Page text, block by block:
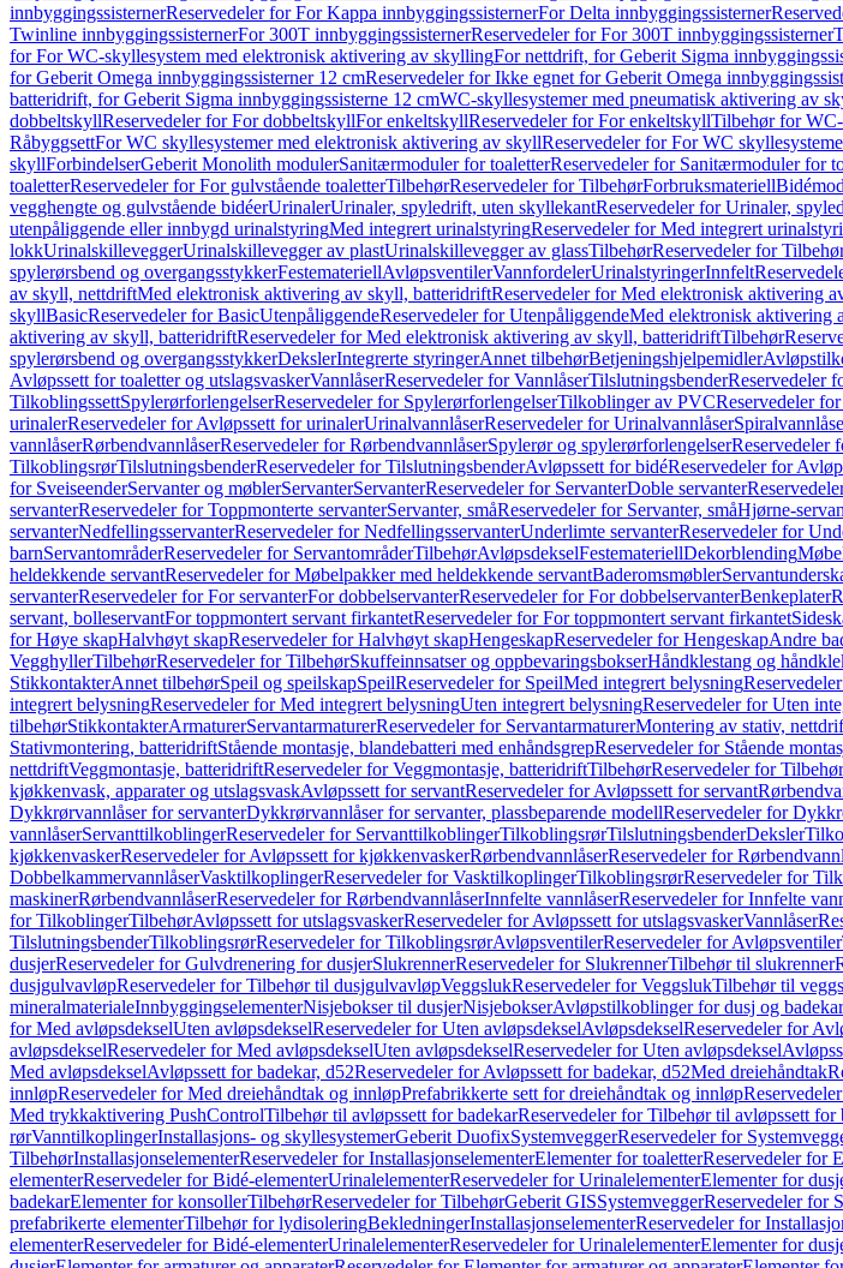
innbyggingssisternerReservedeler for For Kappa innbyggingssisternerFor Delta innbyggingssisterner
Twinline innbyggingssisternerFor 300T innbyggingssisternerReservedeler for For 300T innbyggingssisterner
for For WC-skyllesystem med elektronisk aktivering av skyllingFor nettdrift, for Geberit Sigma
for Geberit Omega innbyggingssisterner 12 cmReservedeler for Ikke egnet for Geberit Omega
batteridrift, for Geberit Sigma innbyggingssisterne 12 cmWC-skyllesystemer med pneumatisk aktivering av
dobbeltskyllReservedeler for For dobbeltskyllFor enkeltskyllReservedeler for For enkeltskyllTilbehør for
RåbyggsettFor WC skyllesystemer med elektronisk aktivering av skyllReservedeler for For WC
skyllForbindelserGeberit Monolith modulerSanitærmoduler for toaletterReservedeler for Sanitærmoduler for
toaletterReservedeler for For gulvstående toaletterTilbehørReservedeler for TilbehørForbruksmateriell
vegghengte og gulvstående bidéerUrinalerUrinaler, spyledrift, uten skyllekantReservedeler for Urinaler,
utenpåliggende eller innbygd urinalstyringMed integrert urinalstyringReservedeler for Med integrert
lokkUrinalskilleveggerUrinalskillevegger av plastUrinalskillevegger av glassTilbehørReservedeler for
spylerørsbend og overgangsstykkerFestemateriellAvløpsventilerVannfordelerUrinalstyringerInnfelt
av skyll, nettdriftMed elektronisk aktivering av skyll, batteridriftReservedeler for Med elektronisk aktivering
skyllBasicReservedeler for BasicUtenpåliggendeReservedeler for UtenpåliggendeMed elektronisk aktivering
aktivering av skyll, batteridriftReservedeler for Med elektronisk aktivering av skyll, batteridriftTilbehør
spylerørsbend og overgangsstykkerDekslerIntegrerte styringerAnnet tilbehørBetjeningshjelpemidler
Avløpssett for toaletter og utslagsvaskerVannlåserReservedeler for VannlåserTilslutningsbenderReservedeler
TilkoblingssettSpylerørforlengelserReservedeler for SpylerørforlengelserTilkoblinger av PVCReservedeler
urinalerReservedeler for Avløpssett for urinalerUrinalvannlåserReservedeler for Urinalvannlåser
vannlåserRørbendvannlåserReservedeler for RørbendvannlåserSpylerør og spylerørforlengelserReservedeler
TilkoblingsrørTilslutningsbenderReservedeler for TilslutningsbenderAvløpssett for bidéReservedeler for
for SveiseenderServanter og møblerServanterServanterReservedeler for ServanterDoble servanter
servanterReservedeler for Toppmonterte servanterServanter, småReservedeler for Servanter, småHjørne-
servanterNedfellingsservanterReservedeler for NedfellingsservanterUnderlimte servanterReservedeler for
barnServantområderReservedeler for ServantområderTilbehørAvløpsdekselFestemateriellDekorblending
heldekkende servantReservedeler for Møbelpakker med heldekkende servantBaderomsmøbler
servanterReservedeler for For servanterFor dobbelservanterReservedeler for For dobbelservanterBenkeplater
servant, bolleservantFor toppmontert servant firkantetReservedeler for For toppmontert servant firkantet
for Høye skapHalvhøyt skapReservedeler for Halvhøyt skapHengeskapReservedeler for HengeskapAndre
VegghyllerTilbehørReservedeler for TilbehørSkuffeinnsatser og oppbevaringsbokserHåndklestang og
StikkontakterAnnet tilbehørSpeil og speilskapSpeilReservedeler for SpeilMed integrert belysning
integrert belysningReservedeler for Med integrert belysningUten integrert belysningReservedeler for Uten
tilbehørStikkontakterArmaturerServantarmaturerReservedeler for ServantarmaturerMontering av stativ,
Stativmontering, batteridriftStående montasje, blandebatteri med enhåndsgrepReservedeler for Stående
nettdriftVeggmontasje, batteridriftReservedeler for Veggmontasje, batteridriftTilbehørReservedeler for Tilbehør
kjøkkenvask, apparater og utslagsvaskAvløpssett for servantReservedeler for Avløpssett for servant
Dykkrørvannlåser for servanterDykkrørvannlåser for servanter, plassbeparende modellReservedeler for
vannlåserServanttilkoblingerReservedeler for ServanttilkoblingerTilkoblingsrørTilslutningsbenderDeksler
kjøkkenvaskerReservedeler for Avløpssett for kjøkkenvaskerRørbendvannlåserReservedeler for
DobbelkammervannlåserVasktilkoplingerReservedeler for VasktilkoplingerTilkoblingsrørReservedeler for
maskinerRørbendvannlåserReservedeler for RørbendvannlåserInnfelte vannlåserReservedeler for Innfelte
for TilkoblingerTilbehørAvløpssett for utslagsvaskerReservedeler for Avløpssett for utslagsvaskerVannlåser
TilslutningsbenderTilkoblingsrørReservedeler for TilkoblingsrørAvløpsventilerReservedeler for Avløpsventiler
dusjerReservedeler for Gulvdrenering for dusjerSlukrennerReservedeler for SlukrennerTilbehør til slukrenner
dusjgulvavløpReservedeler for Tilbehør til dusjgulvavløpVeggslukReservedeler for VeggslukTilbehør til
mineralmaterialeInnbyggingselementerNisjebokser til dusjerNisjebokserAvløpstilkoblinger for dusj og badekar
for Med avløpsdekselUten avløpsdekselReservedeler for Uten avløpsdekselAvløpsdekselReservedeler for
avløpsdekselReservedeler for Med avløpsdekselUten avløpsdekselReservedeler for Uten avløpsdeksel
Med avløpsdekselAvløpssett for badekar, d52Reservedeler for Avløpssett for badekar, d52Med dreiehåndtak
innløpReservedeler for Med dreiehåndtak og innløpPrefabrikkerte sett for dreiehåndtak og innløp
Med trykkaktivering PushControlTilbehør til avløpssett for badekarReservedeler for Tilbehør til avløpssett for
rørVanntilkoplingerInstallasjons- og skyllesystemerGeberit DuofixSystemveggerReservedeler for
TilbehørInstallasjonselementerReservedeler for InstallasjonselementerElementer for toaletterReservedeler for
elementerReservedeler for Bidé-elementerUrinalelementerReservedeler for UrinalelementerElementer for
badekarElementer for konsollerTilbehørReservedeler for TilbehørGeberit GISSystemveggerReservedeler for
prefabrikerte elementerTilbehør for lydisoleringBekledningerInstallasjonselementerReservedeler for
elementerReservedeler for Bidé-elementerUrinalelementerReservedeler for UrinalelementerElementer for